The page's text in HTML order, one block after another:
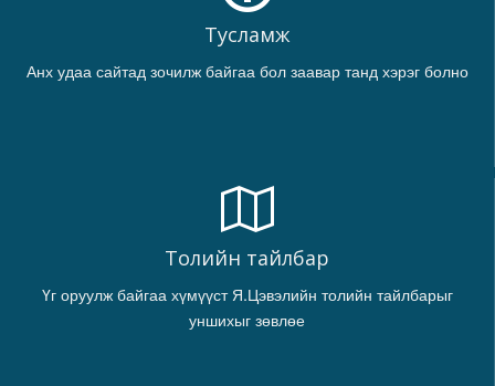
Тусламж
Анх удаа сайтад зочилж байгаа бол заавар танд хэрэг болно
Толийн тайлбар
Үг оруулж байгаа хүмүүст Я.Цэвэлийн толийн тайлбарыг
уншихыг зөвлөе